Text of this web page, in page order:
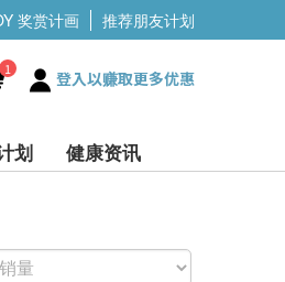
奖赏计画 推荐朋友计划
1 登入以赚取更多优惠
划 健康资讯